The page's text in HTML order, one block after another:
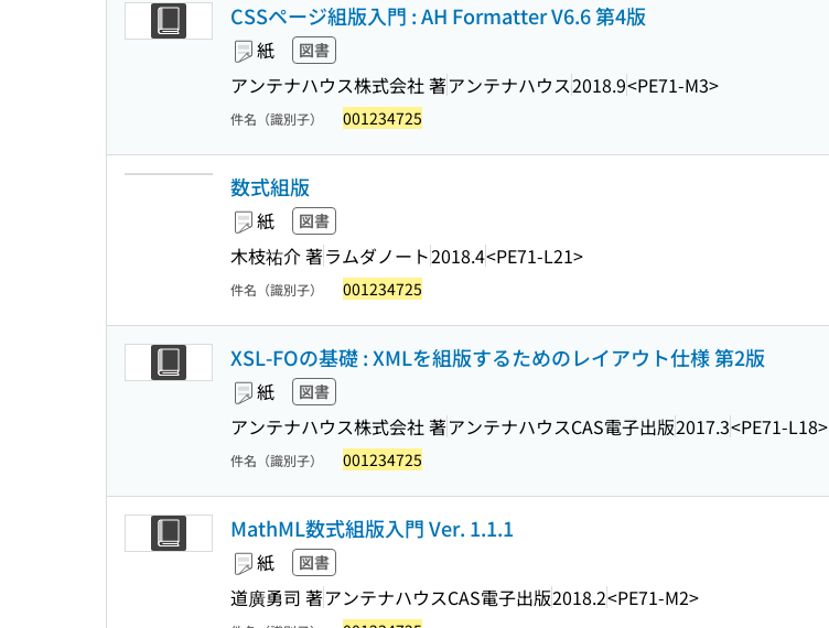
CSSページ組版入門 : AH Formatter V6.6 第4版
紙 図書
アンテナハウス株式会社 著アンテナハウス2018.9<PE71-M3>
件名（識別子） 001234725
数式組版
紙 図書
木枝祐介 著ラムダノート2018.4<PE71-L21>
件名（識別子） 001234725
XSL-FOの基礎 : XMLを組版するためのレイアウト仕様 第2版
紙 図書
アンテナハウス株式会社 著アンテナハウスCAS電子出版2017.3<PE71-L18>
件名（識別子） 001234725
MathML数式組版入門 Ver. 1.1.1
紙 図書
道廣勇司 著アンテナハウスCAS電子出版2018.2<PE71-M2>